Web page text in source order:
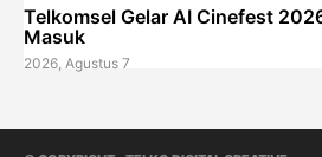
Telkomsel Gelar AI Cinefest
Masuk
2026, Agustus 7